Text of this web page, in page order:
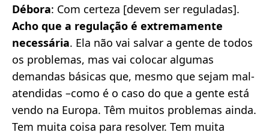
Débora: Com certeza [devem ser reguladas].
Acho que a regulação é extremamente
necessária. Ela não vai salvar a gente de todos
os problemas, mas vai colocar algumas
demandas básicas que, mesmo que sejam mal-
atendidas –como é o caso do que a gente está
vendo na Europa. Têm muitos problemas ainda.
Tem muita coisa para resolver. Tem muita